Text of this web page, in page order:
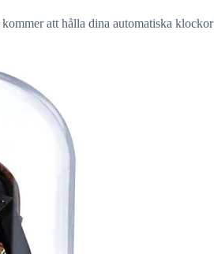
kommer att hålla dina automatiska